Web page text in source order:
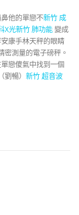
他的單戀不新竹 成
X光新竹 肺功能變成
康手林天秤的眼睛
密測量的電子磅秤。
戀傻氣中找到一個
（劉暢） 新竹 超音波